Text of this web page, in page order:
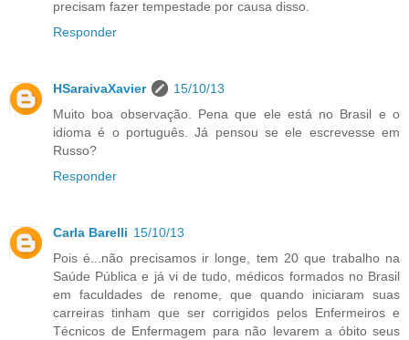
precisam fazer tempestade por causa disso.
Responder
HSaraivaXavier
15/10/13
Muito boa observação. Pena que ele está no Brasil e o
idioma é o português. Já pensou se ele escrevesse em
Russo?
Responder
Carla Barelli 15/10/13
Pois é...não precisamos ir longe, tem 20 que trabalho na
Saúde Pública e já vi de tudo, médicos formados no Brasil
em faculdades de renome, que quando iniciaram suas
carreiras tinham que ser corrigidos pelos Enfermeiros e
Técnicos de Enfermagem para não levarem a óbito seus